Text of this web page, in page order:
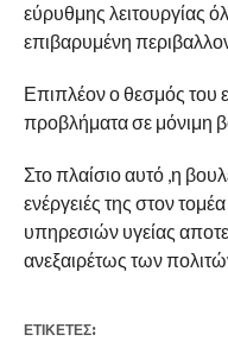
εύρυθμης λειτουργίας
επιβαρυμένη
Επιπλέον ο θεσμός του
προβλήματα σε μόνιμη
Στο πλαίσιο αυτό ,η
ενέργειές της στον
υπηρεσιών υγείας
ανεξαιρέτως των
ΕΤΙΚΕΤΕΣ: